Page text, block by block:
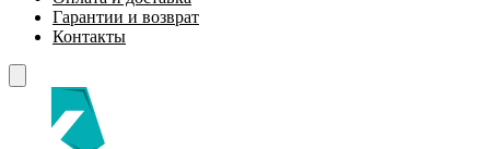
Гарантии и возврат
Контакты